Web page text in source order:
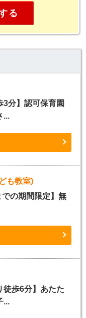
る
3分】認可保育園
...
も教室)
での期間限定】無
徒歩6分】あたた
...